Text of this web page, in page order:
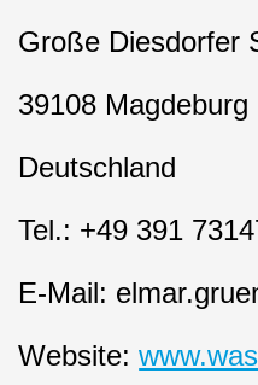
Große Diesdorfer
39108 Magdeburg
Deutschland
Tel.: +49 391
E-Mail:
Website: